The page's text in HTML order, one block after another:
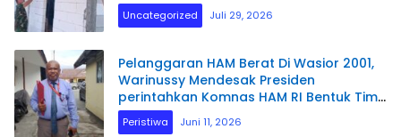
Uncategorized Juli 29, 2026
Pelanggaran HAM Berat Di Wasior 2001,
Warinussy Mendesak Presiden
perintahkan Komnas HAM RI Bentuk Tim
Penyelidikan.
Peristiwa Juni 11, 2026